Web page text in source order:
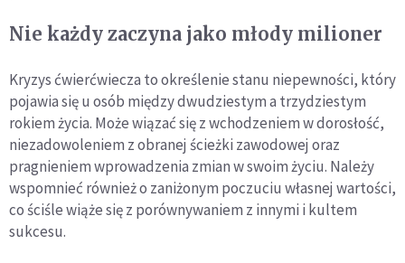
Nie każdy zaczyna jako młody milioner
Kryzys ćwierćwiecza to określenie stanu niepewności, który
pojawia się u osób między dwudziestym a trzydziestym
rokiem życia. Może wiązać się z wchodzeniem w dorosłość,
niezadowoleniem z obranej ścieżki zawodowej oraz
pragnieniem wprowadzenia zmian w swoim życiu. Należy
wspomnieć również o zaniżonym poczuciu własnej wartości,
co ściśle wiąże się z porównywaniem z innymi i kultem
sukcesu.